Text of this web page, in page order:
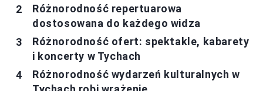
Różnorodność repertuarowa
dostosowana do każdego widza
Różnorodność ofert: spektakle, kabarety
i koncerty w Tychach
Różnorodność wydarzeń kulturalnych w